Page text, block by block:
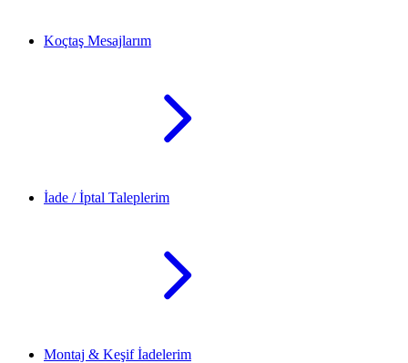
Koçtaş Mesajlarım
İade / İptal Taleplerim
Montaj & Keşif İadelerim